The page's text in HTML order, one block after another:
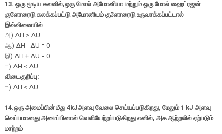
13. ஒரு மூடிய கலனில்,ஒரு மோல் அமோனியா மற்றும் ஒரு மோல் ஹைட்ரஜன்
குளோரைடு கலக்கப்பட்டு அமோனியம் குளோரைடு உருவாக்கப்பட்டால்
இவ்வினையில்
அ) ΔH > ΔU
ஆ) ΔH - ΔU = 0
இ) ΔH + ΔU = 0
ஈ) ΔH < ΔU
விடைகுறிப்பு:
ஈ) ΔH < ΔU
14.ஒரு அமைப்பின் மீது 4kJஅளவு வேலை செய்யப்படுகிறது, மேலும் 1 kJ அளவு
வெப்பமானது அமைப்பினால் வெளியேற்றப்படுகிறது எனில், அக ஆற்றலில் ஏற்படும்
மாற்றம்